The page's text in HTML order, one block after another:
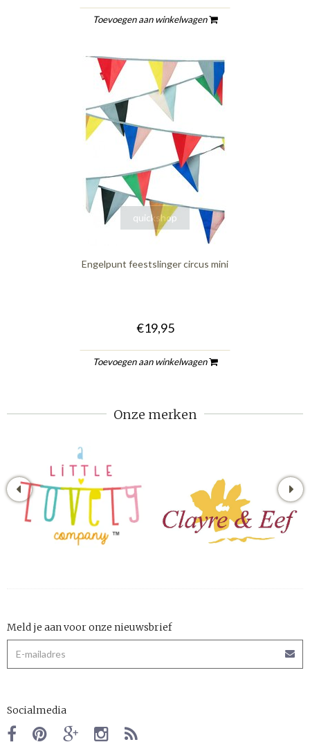
Toevoegen aan winkelwagen
quickshop
Engelpunt feestslinger circus mini
€19,95
Toevoegen aan winkelwagen
Onze merken
Meld je aan voor onze nieuwsbrief
Socialmedia